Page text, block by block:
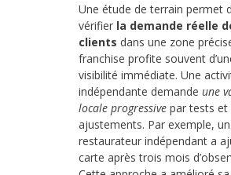
Une étude de terrain permet
vérifier la demande réelle
clients dans une zone
franchise profite souvent
visibilité immédiate. Une
indépendante demande une
locale progressive par tests et
ajustements. Par exemple, un
restaurateur indépendant a
carte après trois mois